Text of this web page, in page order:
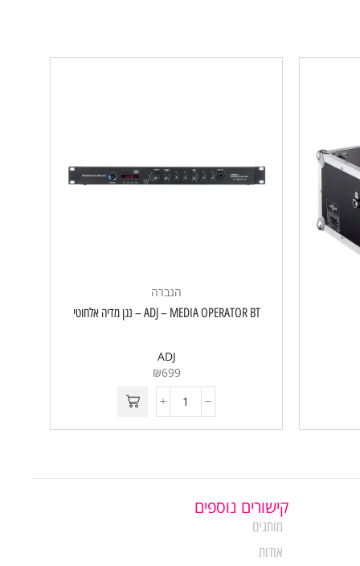
הגברה
ADJ – MEDIA OPERATOR BT – נגן מדיה אלחוטי
ADJ
₪699
קישורים נוספים
מותגים
אודות